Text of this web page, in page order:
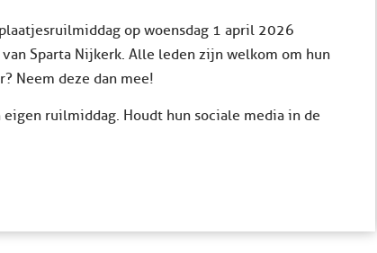
op woensdag 1 april 2026
Sparta Nijkerk. Alle leden zijn welkom om hun
Neem deze dan mee!
ruilmiddag. Houdt hun sociale media in de